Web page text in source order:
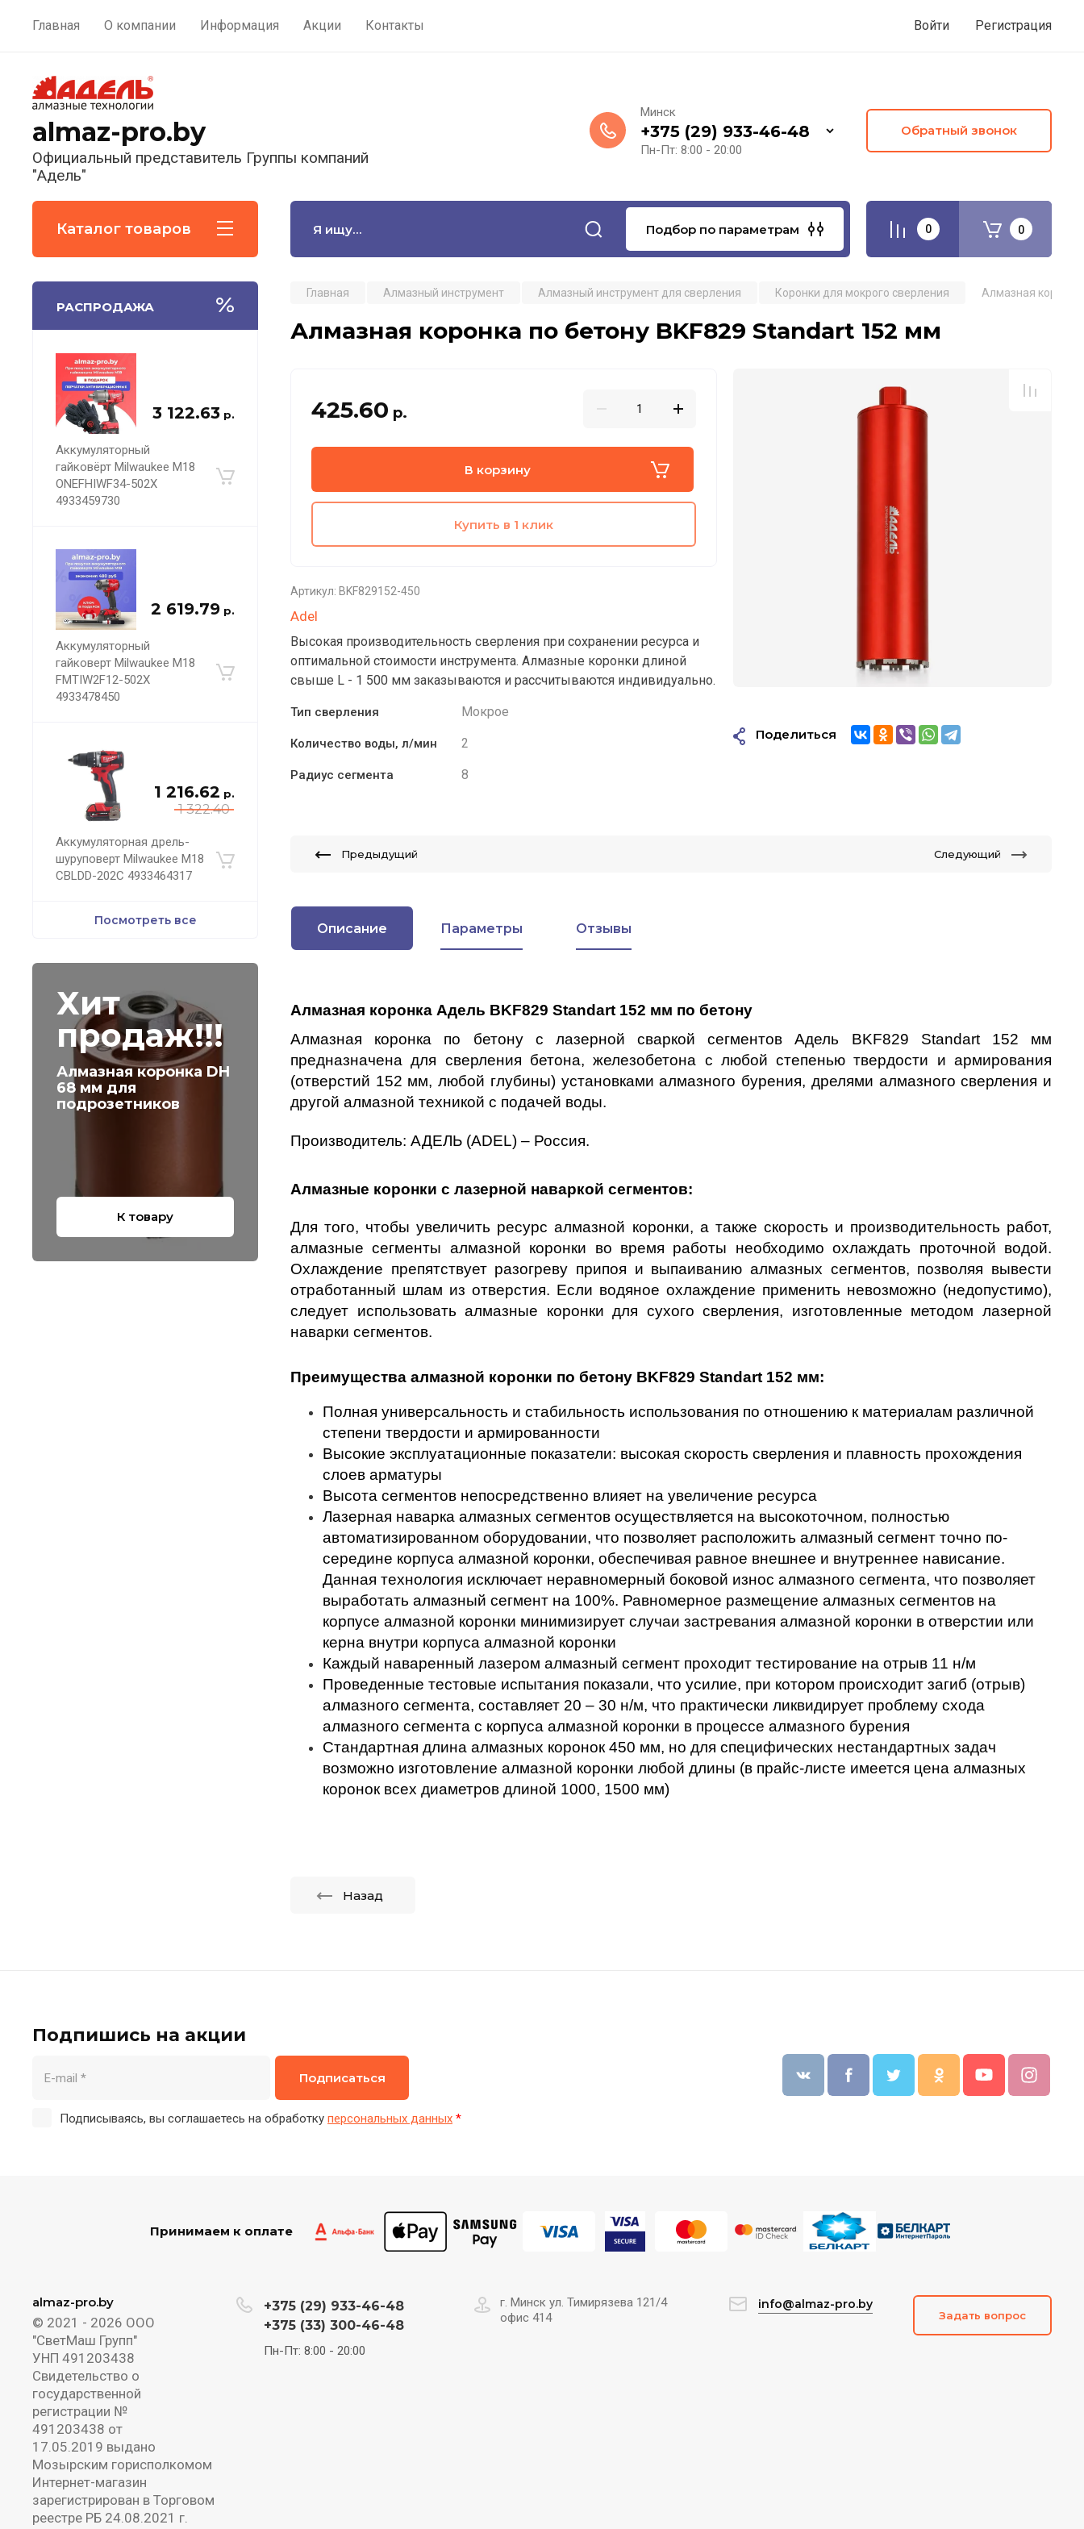
Главная О компании Информация Акции Контакты Войти Регистрация
almaz-pro.by
Официальный представитель Группы компаний
"Адель"
Минск
+375 (29) 933-46-48
Пн-Пт: 8:00 - 20:00
Обратный звонок
Каталог товаров Подбор по параметрам 0 0
РАСПРОДАЖА
3 122.63 р.
Аккумуляторный
гайковёрт Milwaukee M18
ONEFHIWF34-502X
4933459730
2 619.79 р.
Аккумуляторный
гайковерт Milwaukee M18
FMTIW2F12-502X
4933478450
1 322.40
1 216.62 р.
Аккумуляторная дрель-
шуруповерт Milwaukee M18
CBLDD-202C 4933464317
Посмотреть все
Хит
продаж!!!
Алмазная коронка DH
68 мм для
подрозетников
К товару
Главная Алмазный инструмент Алмазный инструмент для сверления Коронки для мокрого сверления Алмазная
Алмазная коронка по бетону BKF829 Standart 152 мм
425.60 р.
В корзину
Купить в 1 клик
Артикул: BKF829152-450
Adel
Высокая производительность сверления при сохранении ресурса и
оптимальной стоимости инструмента. Алмазные коронки длиной
свыше L - 1 500 мм заказываются и рассчитываются индивидуально.
Тип сверления Мокрое
Количество воды, л/мин 2
Радиус сегмента 8
Поделиться
Предыдущий Следующий
Описание Параметры Отзывы
Алмазная коронка Адель BKF829 Standart 152 мм по бетону
Алмазная коронка по бетону с лазерной сваркой сегментов Адель BKF829 Standart 152 мм
предназначена для сверления бетона, железобетона с любой степенью твердости и армирования
(отверстий 152 мм, любой глубины) установками алмазного бурения, дрелями алмазного сверления и
другой алмазной техникой с подачей воды.
Производитель: АДЕЛЬ (ADEL) – Россия.
Алмазные коронки с лазерной наваркой сегментов:
Для того, чтобы увеличить ресурс алмазной коронки, а также скорость и производительность работ,
алмазные сегменты алмазной коронки во время работы необходимо охлаждать проточной водой.
Охлаждение препятствует разогреву припоя и выпаиванию алмазных сегментов, позволяя вывести
отработанный шлам из отверстия. Если водяное охлаждение применить невозможно (недопустимо),
следует использовать алмазные коронки для сухого сверления, изготовленные методом лазерной
наварки сегментов.
Преимущества алмазной коронки по бетону BKF829 Standart 152 мм:
Полная универсальность и стабильность использования по отношению к материалам различной
степени твердости и армированности
Высокие эксплуатационные показатели: высокая скорость сверления и плавность прохождения
слоев арматуры
Высота сегментов непосредственно влияет на увеличение ресурса
Лазерная наварка алмазных сегментов осуществляется на высокоточном, полностью
автоматизированном оборудовании, что позволяет расположить алмазный сегмент точно по-
середине корпуса алмазной коронки, обеспечивая равное внешнее и внутреннее нависание.
Данная технология исключает неравномерный боковой износ алмазного сегмента, что позволяет
выработать алмазный сегмент на 100%. Равномерное размещение алмазных сегментов на
корпусе алмазной коронки минимизирует случаи застревания алмазной коронки в отверстии или
керна внутри корпуса алмазной коронки
Каждый наваренный лазером алмазный сегмент проходит тестирование на отрыв 11 н/м
Проведенные тестовые испытания показали, что усилие, при котором происходит загиб (отрыв)
алмазного сегмента, составляет 20 – 30 н/м, что практически ликвидирует проблему схода
алмазного сегмента с корпуса алмазной коронки в процессе алмазного бурения
Стандартная длина алмазных коронок 450 мм, но для специфических нестандартных задач
возможно изготовление алмазной коронки любой длины (в прайс-листе имеется цена алмазных
коронок всех диаметров длиной 1000, 1500 мм)
Назад
Подпишись на акции
Подписываясь, вы соглашаетесь на обработку персональных данных *
Подписаться
Принимаем к оплате
almaz-pro.by
© 2021 - 2026 ООО
"СветМаш Групп"
УНП 491203438
Свидетельство о
государственной
регистрации №
491203438 от
17.05.2019 выдано
Мозырским горисполкомом
Интернет-магазин
зарегистрирован в Торговом
реестре РБ 24.08.2021 г.
+375 (29) 933-46-48
+375 (33) 300-46-48
Пн-Пт: 8:00 - 20:00
г. Минск ул. Тимирязева 121/4
офис 414
info@almaz-pro.by
Задать вопрос